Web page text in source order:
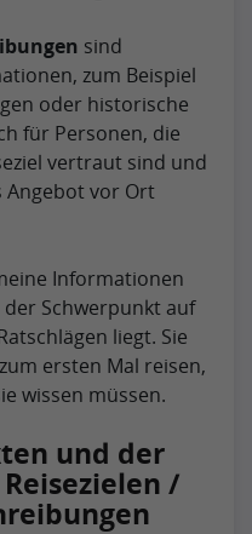
sind
zum Beispiel
oder historische
für Personen, die
vertraut sind und
Angebot vor Ort
Informationen
der Schwerpunkt auf
liegt. Sie
ersten Mal reisen,
wissen müssen.
und der
/